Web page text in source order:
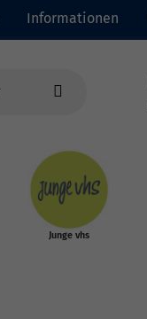
Informationen
Junge vhs